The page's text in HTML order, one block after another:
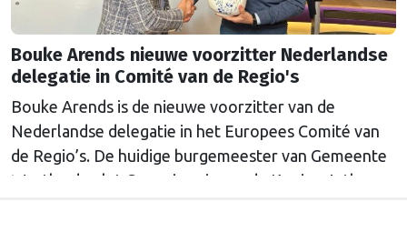
Bouke Arends nieuwe voorzitter Nederlandse
delegatie in Comité van de Regio's
Bouke Arends is de nieuwe voorzitter van de
Nederlandse delegatie in het Europees Comité van
de Regio’s. De huidige burgemeester van Gemeente
Westland volgt Commissaris van de Koning Arthur